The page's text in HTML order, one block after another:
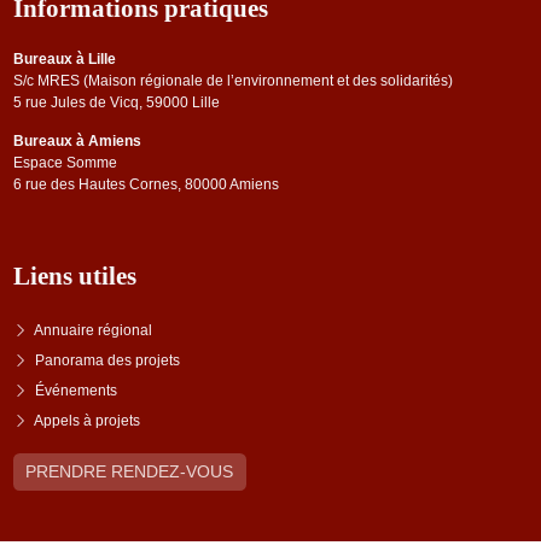
Informations pratiques
Bureaux à Lille
S/c MRES (Maison régionale de l’environnement et des solidarités)
5 rue Jules de Vicq, 59000 Lille
Bureaux à Amiens
Espace Somme
6 rue des Hautes Cornes, 80000 Amiens
Liens utiles
Annuaire régional
Panorama des projets
Événements
Appels à projets
PRENDRE RENDEZ-VOUS